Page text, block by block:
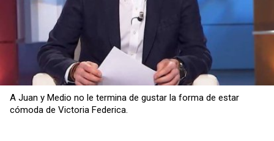
A Juan y Medio no le termina de gustar la forma de estar
cómoda de Victoria Federica.